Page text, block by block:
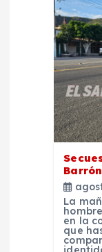
La
en la
que